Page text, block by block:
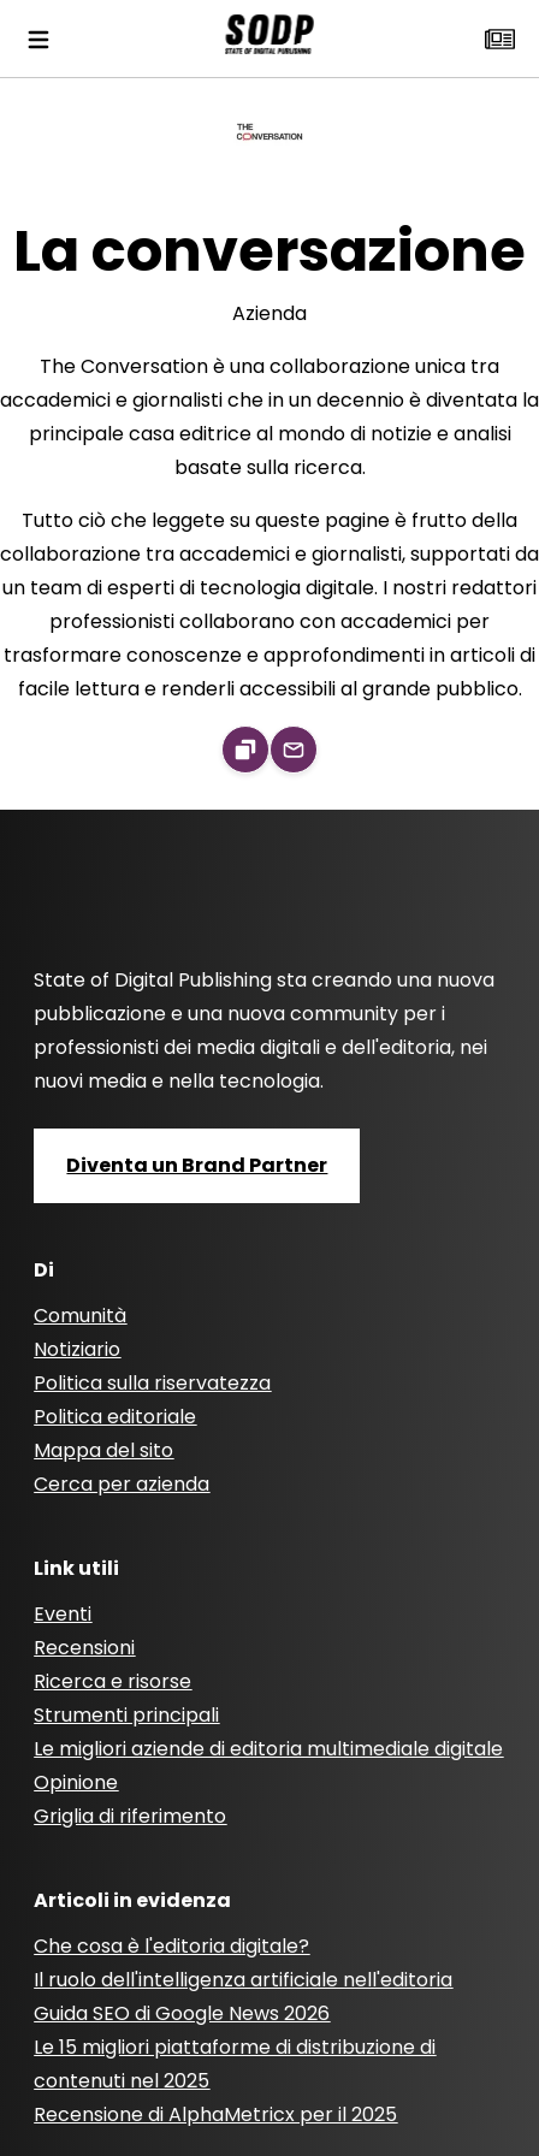
La conversazione
Azienda
The Conversation è una collaborazione unica tra
accademici e giornalisti che in un decennio è diventata la
principale casa editrice al mondo di notizie e analisi
basate sulla ricerca.
Tutto ciò che leggete su queste pagine è frutto della
collaborazione tra accademici e giornalisti, supportati da
un team di esperti di tecnologia digitale. I nostri redattori
professionisti collaborano con accademici per
trasformare conoscenze e approfondimenti in articoli di
facile lettura e renderli accessibili al grande pubblico.
State of Digital Publishing sta creando una nuova
pubblicazione e una nuova community per i
professionisti dei media digitali e dell'editoria, nei
nuovi media e nella tecnologia.
Diventa un Brand Partner
Di
Comunità
Notiziario
Politica sulla riservatezza
Politica editoriale
Mappa del sito
Cerca per azienda
Link utili
Eventi
Recensioni
Ricerca e risorse
Strumenti principali
Le migliori aziende di editoria multimediale digitale
Opinione
Griglia di riferimento
Articoli in evidenza
Che cosa è l'editoria digitale?
Il ruolo dell'intelligenza artificiale nell'editoria
Guida SEO di Google News 2026
Le 15 migliori piattaforme di distribuzione di
contenuti nel 2025
Recensione di AlphaMetricx per il 2025